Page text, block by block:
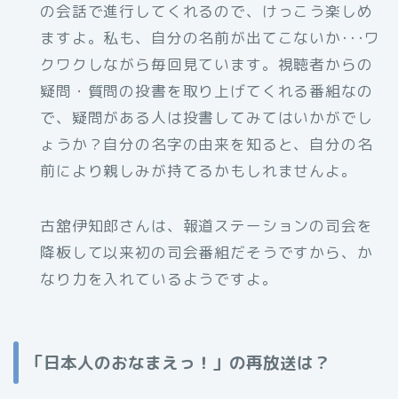
の会話で進行してくれるので、けっこう楽しめ
ますよ。私も、自分の名前が出てこないか･･･ワ
クワクしながら毎回見ています。視聴者からの
疑問・質問の投書を取り上げてくれる番組なの
で、疑問がある人は投書してみてはいかがでし
ょうか？自分の名字の由来を知ると、自分の名
前により親しみが持てるかもしれませんよ。
古舘伊知郎さんは、報道ステーションの司会を
降板して以来初の司会番組だそうですから、か
なり力を入れているようですよ。
「日本人のおなまえっ！」の再放送は？